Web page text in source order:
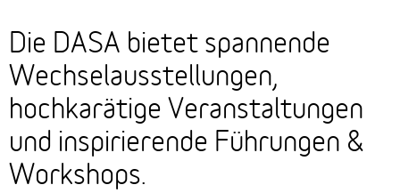
Die DASA bietet spannende
Wechselausstellungen,
hochkarätige Veranstaltungen
und inspirierende Führungen &
Workshops.